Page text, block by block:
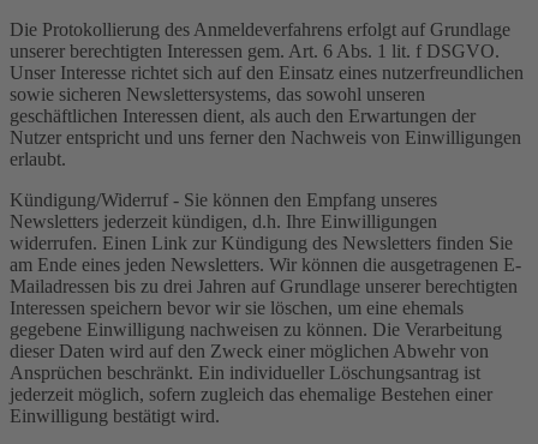
Die Protokollierung des Anmeldeverfahrens erfolgt auf Grundlage
unserer berechtigten Interessen gem. Art. 6 Abs. 1 lit. f DSGVO.
Unser Interesse richtet sich auf den Einsatz eines nutzerfreundlichen
sowie sicheren Newslettersystems, das sowohl unseren
geschäftlichen Interessen dient, als auch den Erwartungen der
Nutzer entspricht und uns ferner den Nachweis von Einwilligungen
erlaubt.
Kündigung/Widerruf - Sie können den Empfang unseres
Newsletters jederzeit kündigen, d.h. Ihre Einwilligungen
widerrufen. Einen Link zur Kündigung des Newsletters finden Sie
am Ende eines jeden Newsletters. Wir können die ausgetragenen E-
Mailadressen bis zu drei Jahren auf Grundlage unserer berechtigten
Interessen speichern bevor wir sie löschen, um eine ehemals
gegebene Einwilligung nachweisen zu können. Die Verarbeitung
dieser Daten wird auf den Zweck einer möglichen Abwehr von
Ansprüchen beschränkt. Ein individueller Löschungsantrag ist
jederzeit möglich, sofern zugleich das ehemalige Bestehen einer
Einwilligung bestätigt wird.